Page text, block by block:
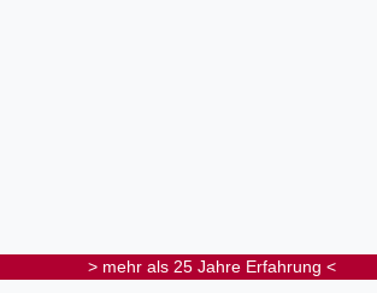
> mehr als 25 Jahre Erfahrung <